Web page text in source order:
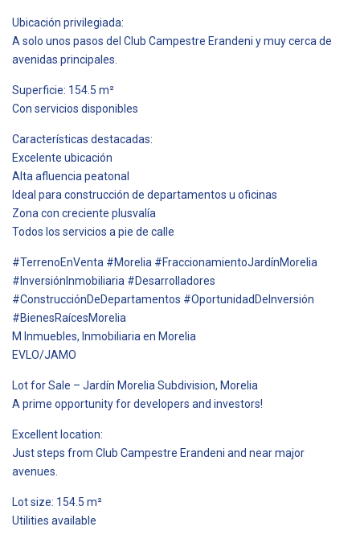
Ubicación privilegiada:
A solo unos pasos del Club Campestre Erandeni y muy cerca de
avenidas principales.
Superficie: 154.5 m²
Con servicios disponibles
Características destacadas:
Excelente ubicación
Alta afluencia peatonal
Ideal para construcción de departamentos u oficinas
Zona con creciente plusvalía
Todos los servicios a pie de calle
#TerrenoEnVenta #Morelia #FraccionamientoJardínMorelia
#InversiónInmobiliaria #Desarrolladores
#ConstrucciónDeDepartamentos #OportunidadDeInversión
#BienesRaícesMorelia
M Inmuebles, Inmobiliaria en Morelia
EVLO/JAMO
Lot for Sale – Jardín Morelia Subdivision, Morelia
A prime opportunity for developers and investors!
Excellent location:
Just steps from Club Campestre Erandeni and near major
avenues.
Lot size: 154.5 m²
Utilities available